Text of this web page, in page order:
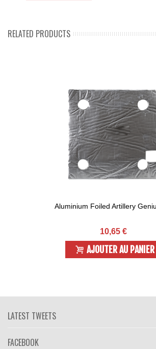
RELATED PRODUCTS
Aluminium Foiled Artillery
10,65 €
AJOUTER AU PANIER
LATEST TWEETS
FACEBOOK